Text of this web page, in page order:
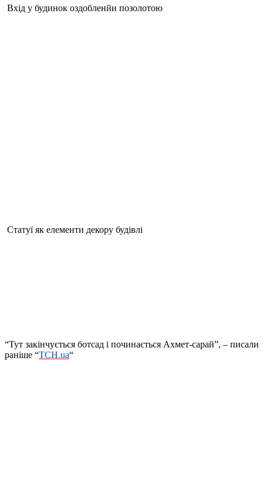
Вхід у будинок оздобленйи позолотою
Статуї як елементи декору будівлі
“Тут закінчується ботсад і починається Ахмет-сарай”, – писали
раніше “ТСН.ua“